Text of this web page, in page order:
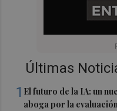
Últimas
1 El futuro de la IA: un
aboga por la